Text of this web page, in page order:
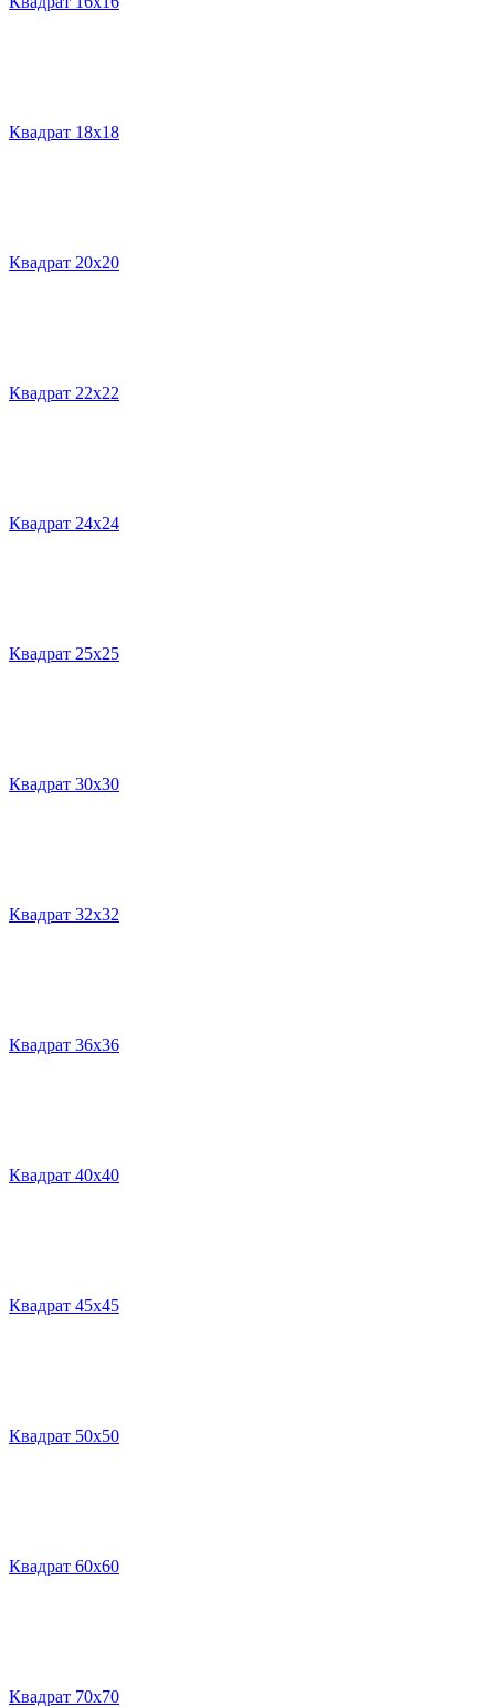
Квадрат 18х18
Квадрат 20х20
Квадрат 22х22
Квадрат 24х24
Квадрат 25х25
Квадрат 30х30
Квадрат 32х32
Квадрат 36х36
Квадрат 40х40
Квадрат 45х45
Квадрат 50х50
Квадрат 60х60
Квадрат 70х70